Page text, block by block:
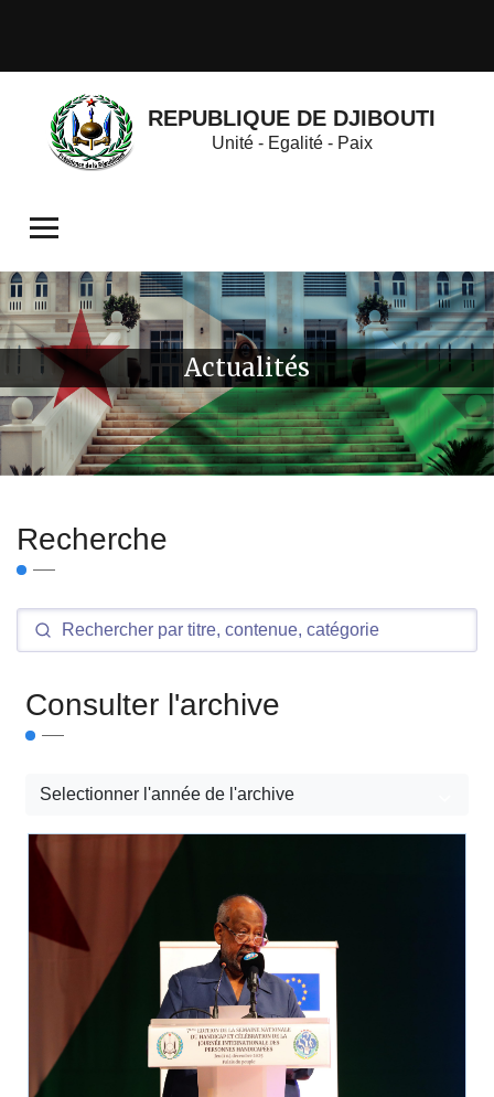
REPUBLIQUE DE DJIBOUTI
Unité - Egalité - Paix
Actualités
Recherche
Consulter l'archive
Selectionner l'année de l'archive